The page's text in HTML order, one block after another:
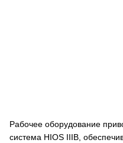
Рабочее оборудование
система HIOS IIIB,